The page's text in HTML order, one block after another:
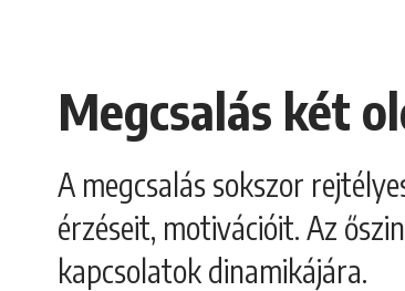
Megcsalás két
A megcsalás sokszor
érzéseit, motivációit. Az
kapcsolatok dinamikájára.